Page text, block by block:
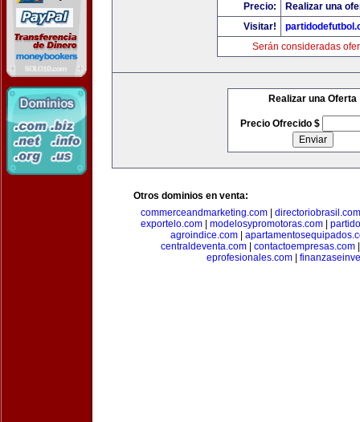
Precio:
Realizar una
Visitar!
Serán consideradas
Realizar una Oferta
Precio Ofrecido $
Otros dominios en venta:
commerceandmarketing.com| directoriobrasil.com
exportelo.com
modelosypromotoras.com
agroindice.com
centraldeventa.com
contactoempresas.com
eprofesionales.com